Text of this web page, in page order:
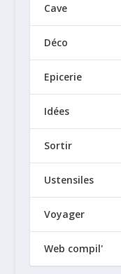
Cave
Déco
Epicerie
Idées
Sortir
Ustensiles
Voyager
Web compil'